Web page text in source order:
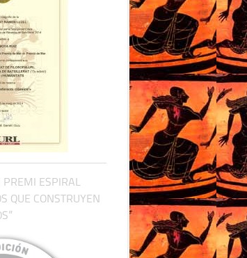
PREMI ESPIRAL
QUE CONSTRUYEN